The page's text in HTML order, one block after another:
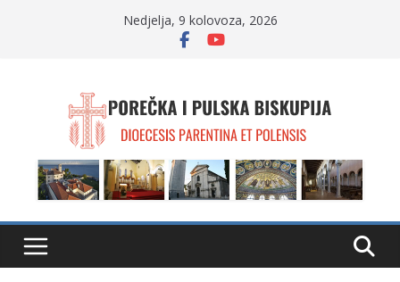
Nedjelja, 9 kolovoza, 2026